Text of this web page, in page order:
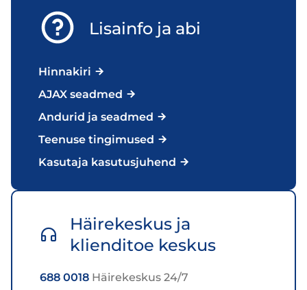
Lisainfo ja abi
Hinnakiri
AJAX seadmed
Andurid ja seadmed
Teenuse tingimused
Kasutaja kasutusjuhend
Häirekeskus ja
klienditoe keskus
688 0018 Häirekeskus 24/7